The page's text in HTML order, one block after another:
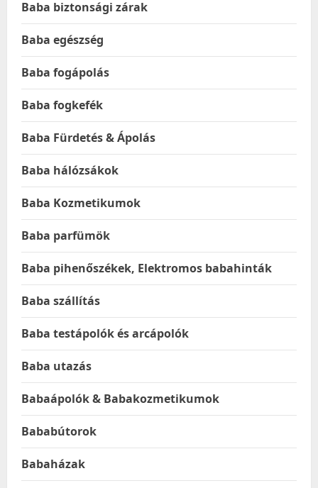
Baba biztonsági zárak
Baba egészség
Baba fogápolás
Baba fogkefék
Baba Fürdetés & Ápolás
Baba hálózsákok
Baba Kozmetikumok
Baba parfümök
Baba pihenőszékek, Elektromos babahinták
Baba szállítás
Baba testápolók és arcápolók
Baba utazás
Babaápolók & Babakozmetikumok
Bababútorok
Babaházak